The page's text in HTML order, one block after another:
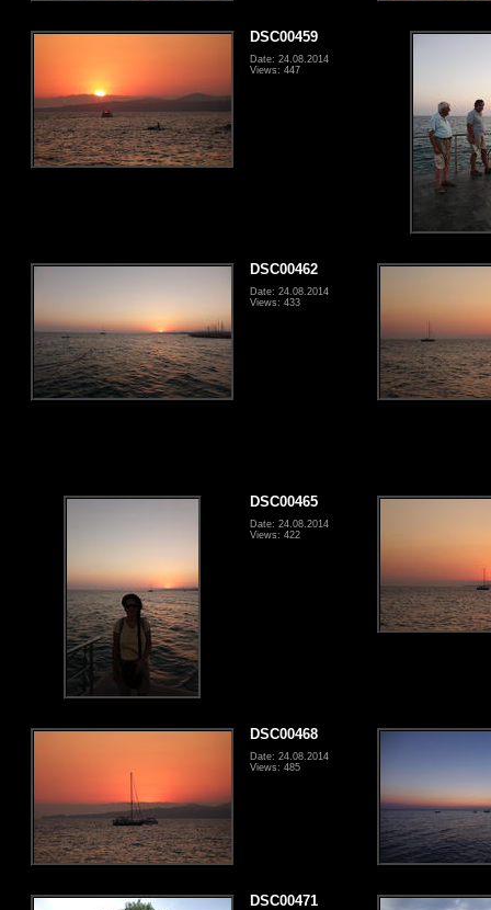
DSC00459
Date: 24.08.2014
Views: 447
DSC00462
Date: 24.08.2014
Views: 433
DSC00465
Date: 24.08.2014
Views: 422
DSC00468
Date: 24.08.2014
Views: 485
DSC00471